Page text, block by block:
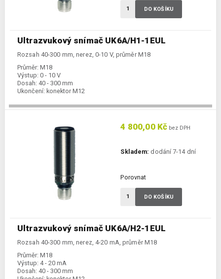
Ultrazvukový snímač UK6A/H1-1EUL
Rozsah 40-300 mm, nerez, 0-10 V, průměr M18
Průměr: M18
Výstup: 0 - 10 V
Dosah: 40 - 300 mm
Ukončení: konektor M12
DO KOŠÍKU
Ultrazvukový snímač UK6A/H2-1EUL
Rozsah 40-300 mm, nerez, 4-20 mA, průměr M18
Průměr: M18
Výstup: 4 - 20 mA
Dosah: 40 - 300 mm
4 800,00 Kč bez DPH
Skladem: dodání 7-14 dní
Porovnat
DO KOŠÍKU